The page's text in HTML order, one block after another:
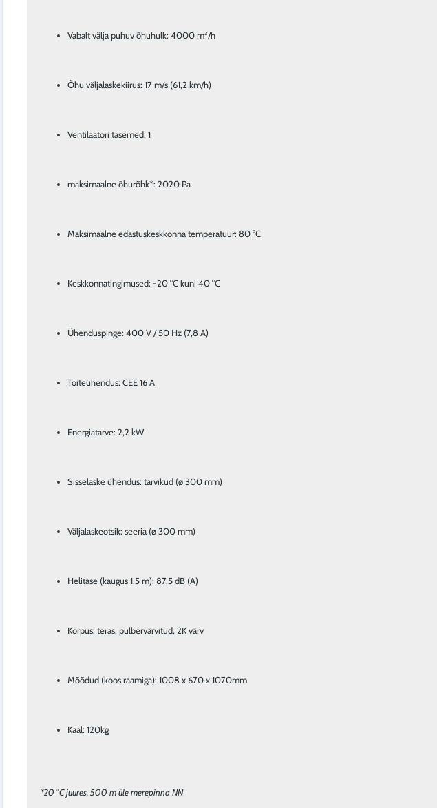
Vabalt välja puhuv õhuhulk: 4000 m³/h
Õhu väljalaskekiirus: 17 m/s (61,2 km/h)
Ventilaatori tasemed: 1
maksimaalne õhurõhk*: 2020 Pa
Maksimaalne edastuskeskkonna temperatuur: 80 °C
Keskkonnatingimused: -20 °C kuni 40 °C
Ühenduspinge: 400 V / 50 Hz (7,8 A)
Toiteühendus: CEE 16 A
Energiatarve: 2,2 kW
Sisselaske ühendus: tarvikud (ø 300 mm)
Väljalaskeotsik: seeria (ø 300 mm)
Helitase (kaugus 1,5 m): 87,5 dB (A)
Korpus: teras, pulbervärvitud, 2K värv
Mõõdud (koos raamiga): 1008 x 670 x 1070mm
Kaal: 120kg
*20 °C juures, 500 m üle merepinna NN